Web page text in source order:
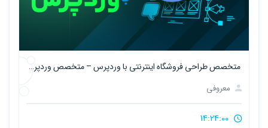
طراحی فاکتورساز تحت ویندوز با پایتون
معروفی